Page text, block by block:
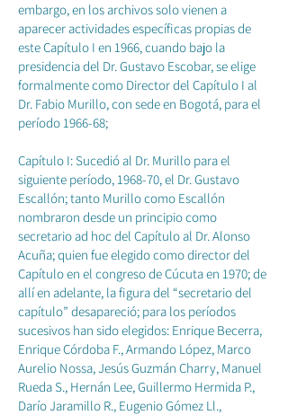
embargo, en los archivos solo vienen a
aparecer actividades específicas propias de
este Capítulo I en 1966, cuando bajo la
presidencia del Dr. Gustavo Escobar, se elige
formalmente como Director del Capítulo I al
Dr. Fabio Murillo, con sede en Bogotá, para el
período 1966-68;
Capítulo I: Sucedió al Dr. Murillo para el
siguiente período, 1968-70, el Dr. Gustavo
Escallón; tanto Murillo como Escallón
nombraron desde un principio como
secretario ad hoc del Capítulo al Dr. Alonso
Acuña; quien fue elegido como director del
Capítulo en el congreso de Cúcuta en 1970; de
allí en adelante, la figura del “secretario del
capítulo” desapareció; para los períodos
sucesivos han sido elegidos: Enrique Becerra,
Enrique Córdoba F., Armando López, Marco
Aurelio Nossa, Jesús Guzmán Charry, Manuel
Rueda S., Hernán Lee, Guillermo Hermida P.,
Darío Jaramillo R., Eugenio Gómez Ll.,